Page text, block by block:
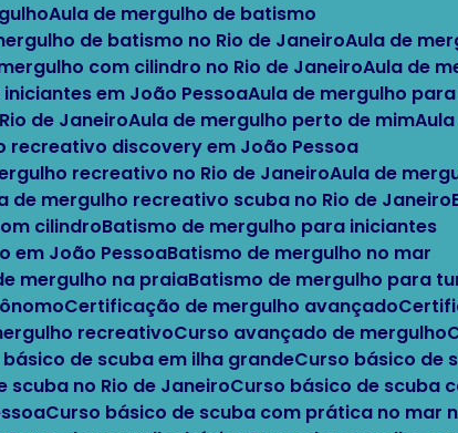
Aula de mergulho de batismo
de batismo no Rio de Janeiro Aula de
mergulho com cilindro no Rio de Janeiro Aula de
iniciantes em João Pessoa Aula de mergulho
de Janeiro Aula de mergulho perto de mim
recreativo discovery em João Pessoa
recreativo no Rio de Janeiro Aula de
de mergulho recreativo scuba no Rio de Janeiro
cilindro Batismo de mergulho para iniciantes
em João Pessoa Batismo de mergulho no mar
mergulho na praia Batismo de mergulho para
Certificação de mergulho avançado
recreativo Curso avançado de mergulho
básico de scuba em ilha grande
Curso básico
scuba no Rio de Janeiro
Curso básico de scuba
Curso básico de scuba com prática no mar